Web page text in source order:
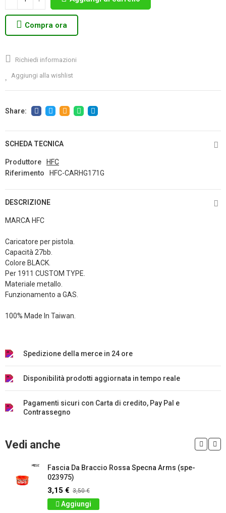
Compra ora
Richiedi informazioni
Aggiungi alla wishlist
SCHEDA TECNICA
Produttore
HFC
Riferimento
HFC-CARHG171G
DESCRIZIONE
MARCA HFC
Caricatore per pistola.
Capacità 27bb.
Colore BLACK.
Per 1911 CUSTOM TYPE.
Materiale metallo.
Funzionamento a GAS.
100% Made In Taiwan.
Spedizione della merce in 24 ore
Disponibilità prodotti aggiornata in tempo reale
Pagamenti sicuri con Carta di credito, Pay Pal e
Contrassegno
Vedi anche
Fascia Da Braccio Rossa Specna Arms (spe-
023975)
3,15 € 3,50 €
Aggiungi